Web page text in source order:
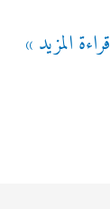
فتح
قراءة المزيد »